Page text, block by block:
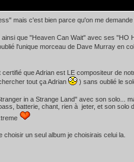
mais c'est bien parce qu'on me demande
que "Heaven Can Wait" avec ses
l'unique morceau de Dave Murray en
que Adrian est LE compositeur de
tout ça Adrian ) sans oublié le
in a Strange Land" avec son solo...
batterie, chant, rien à jeter, et son solo
un seul album je choisirais celui la.